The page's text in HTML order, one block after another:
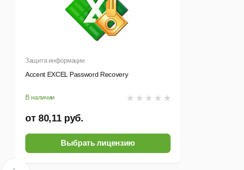
Защита информации
Accent EXCEL Password Recovery
В наличии
от 80,11 руб.
Выбрать лицензию